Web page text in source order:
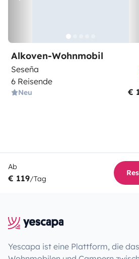
Alkoven-Wohnmobil
Seseña
6 Reisende
Neu €
Ab
€ 119/Tag
Yescapa ist eine Plattform, die